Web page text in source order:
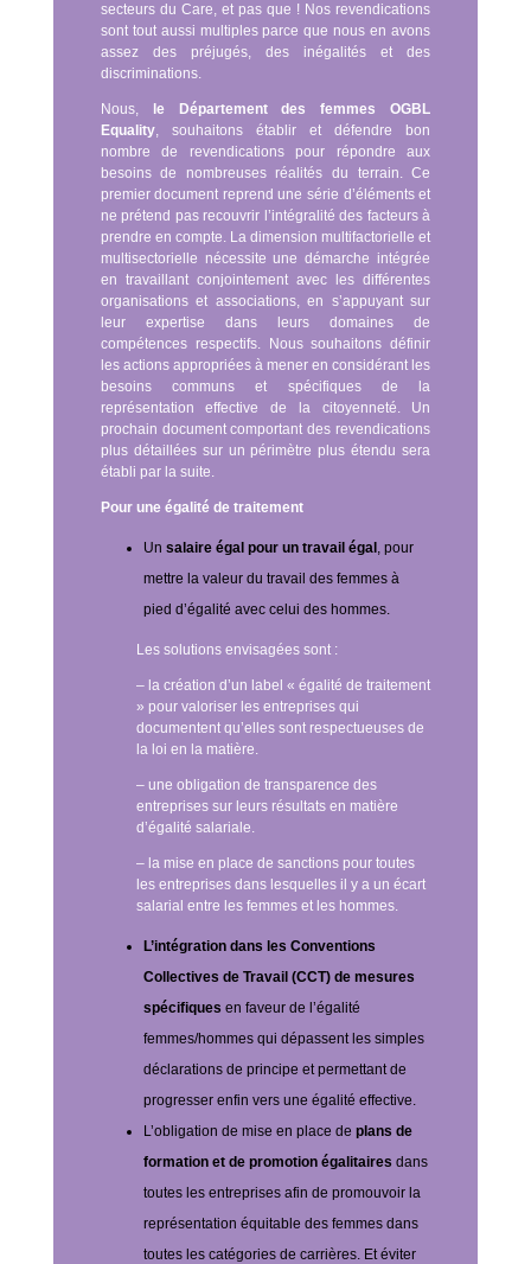
secteurs du Care, et pas que ! Nos revendications
sont tout aussi multiples parce que nous en avons
assez des préjugés, des inégalités et des
discriminations.
Nous,
le Département des femmes OGBL
Equality, souhaitons établir et défendre bon
nombre de revendications pour répondre aux
besoins de nombreuses réalités du terrain.Ce
premier document reprend une série d’éléments et
ne prétend pas recouvrir l’intégralité des facteurs à
prendre en compte. La dimension multifactorielle et
multisectorielle nécessite une démarche intégrée
en travaillant conjointement avec les différentes
organisations et associations, en s’appuyant sur
leur expertise dans leurs domaines de
compétences respectifs.
Nous souhaitons définir
les actions appropriées à mener en considérant les
besoins communs et spécifiques de la
représentation effective de la citoyenneté. Un
prochain document comportant des revendications
plus détaillées sur un périmètre plus étendu sera
établi par la suite.
Pour une égalité de traitement
Un salaire égal pour un travail égal , pour
mettre la valeur du travail des femmes à
pied d’égalité avec celui des hommes.
Les solutions envisagées sont :
– la création d’un label « égalité de traitement
» pour valoriser les entreprises qui
documentent qu’elles sont respectueuses de
la loi en la matière.
– une obligation de transparence des
entreprises sur leurs résultats en matière
d’égalité salariale.
– la mise en place de sanctions pour toutes
les entreprises dans lesquelles il y a un écart
salarial entre les femmes et les hommes.
L’intégration dans les Conventions
Collectives de Travail (CCT) de mesures
spécifiques en faveur de l’égalité
femmes/hommes qui dépassent les simples
déclarations de principe et permettant de
progresser enfin vers une égalité effective.
L’obligation de mise en place de plans de
formation et de promotion égalitaires dans
toutes les entreprises afin de promouvoir la
représentation équitable des femmes dans
toutes les catégories de carrières. Et éviter